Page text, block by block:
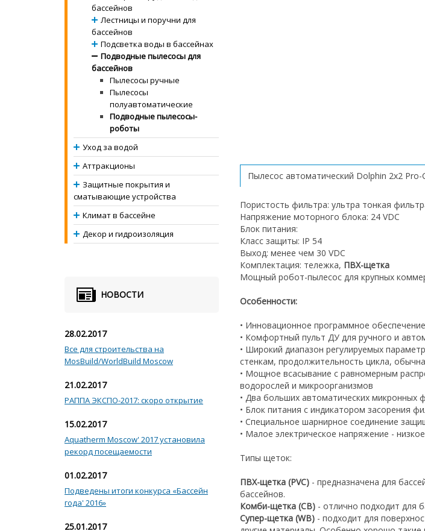
Пылесос автоматический Dolphin 2х2 Pro-
Пористость фильтра: ультра тонкая
Напряжение моторного блока: 24 VDC
Блок питания:
Класс защиты: IP 54
Выход: менее чем 30 VDC
Комплектация: тележка, ПВХ-щетка
Мощный робот-пылесос для крупных
Особенности:
• Инновационное программное
• Комфортный пульт ДУ для ручного и
• Широкий диапазон регулируемых
стенкам, продолжительность цикла,
• Мощное всасывание с равномерным
водорослей и микроорганизмов
• Два больших автоматических микронных
• Блок питания с индикатором засорения
• Специальное шарнирное соединение
• Малое электрическое напряжение -
Типы щеток:
ПВХ-щетка (PVC) - предназначена для
бассейнов.
Комби-щетка (CB) - отлично подходит для
Супер-щетка (WB) - подходит для
бассейнов
Лестницы и поручни для
бассейнов
Подсветка воды в бассейнах
Подводные пылесосы для
бассейнов
Пылесосы ручные
Пылесосы
полуавтоматические
Подводные пылесосы-
роботы
Уход за водой
Аттракционы
Защитные покрытия и
сматывающие устройства
Климат в бассейне
Декор и гидроизоляция
НОВОСТИ
28.02.2017
Все для строительства на
MosBuild/WorldBuild Moscow
21.02.2017
РАППА ЭКСПО-2017: скоро открытие
15.02.2017
Aquatherm Moscow' 2017 установила
рекорд посещаемости
01.02.2017
Подведены итоги конкурса «Бассейн
года' 2016»
25.01.2017